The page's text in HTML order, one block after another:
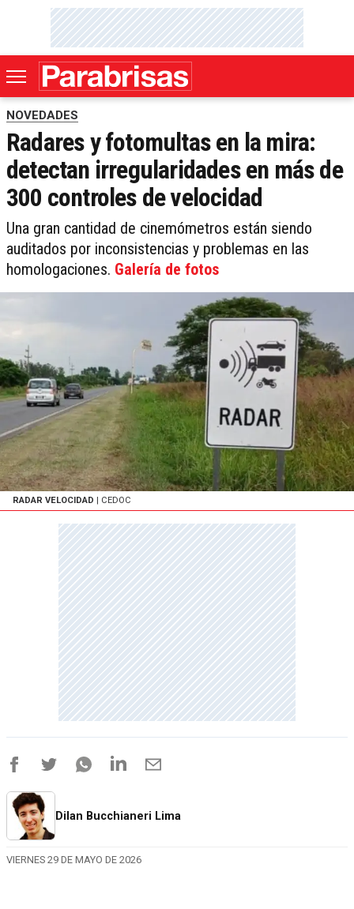
NOVEDADES
Radares y fotomultas en la mira:
detectan irregularidades en más de
300 controles de velocidad
Una gran cantidad de cinemómetros están siendo
auditados por inconsistencias y problemas en las
homologaciones. Galería de fotos
RADAR VELOCIDAD | CEDOC
Dilan Bucchianeri Lima
VIERNES 29 DE MAYO DE 2026